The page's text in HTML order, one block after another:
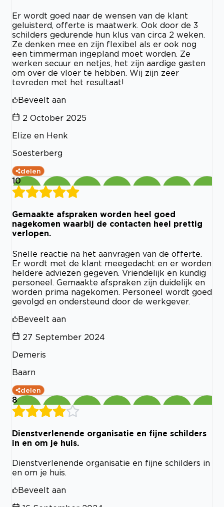
Er wordt goed naar de wensen van de klant
geluisterd, offerte is maatwerk. Ook door de 3
schilders gedurende hun klus van circa 2 weken.
Ze denken mee en zijn flexibel als er ook nog
een timmerman ingepland moet worden. Ze
werken secuur en netjes, het zijn aardige gasten
om over de vloer te hebben. Wij zijn zeer
tevreden met het resultaat!
Beveelt aan
2 October 2025
Elize en Henk
Soesterberg
delen
10
Gemaakte afspraken worden heel goed
nagekomen waarbij de contacten heel prettig
verlopen.
Snelle reactie na het aanvragen van de offerte.
Er wordt met de klant meegedacht en er worden
heldere adviezen gegeven. Vriendelijk en kundig
personeel. Gemaakte afspraken zijn duidelijk en
worden prima nagekomen. Personeel wordt goed
gevolgd en ondersteund door de werkgever.
Beveelt aan
27 September 2024
Demeris
Baarn
delen
8
Dienstverlenende organisatie en fijne schilders
in en om je huis.
Dienstverlenende organisatie en fijne schilders in
en om je huis.
Beveelt aan